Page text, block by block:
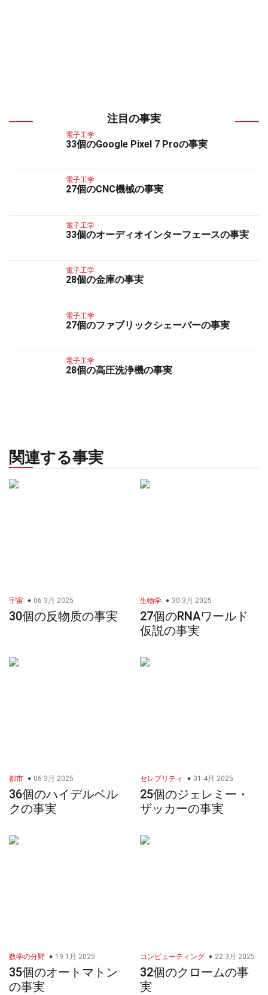
注目の事実
電子工学
33個のGoogle Pixel 7 Proの事実
電子工学
27個のCNC機械の事実
電子工学
33個のオーディオインターフェースの事実
電子工学
28個の金庫の事実
電子工学
27個のファブリックシェーバーの事実
電子工学
28個の高圧洗浄機の事実
関連する事実
宇宙 06 3月 2025
30個の反物质の事実
生物学 30 3月 2025
27個のRNAワールド
仮説の事実
都市 06 3月 2025
36個のハイデルベル
クの事実
セレブリティ 01 4月 2025
25個のジェレミー・
ザッカーの事実
数学の分野 19 1月 2025
35個のオートマトン
の事実
コンピューティング 22 3月 2025
32個のクロームの事
実